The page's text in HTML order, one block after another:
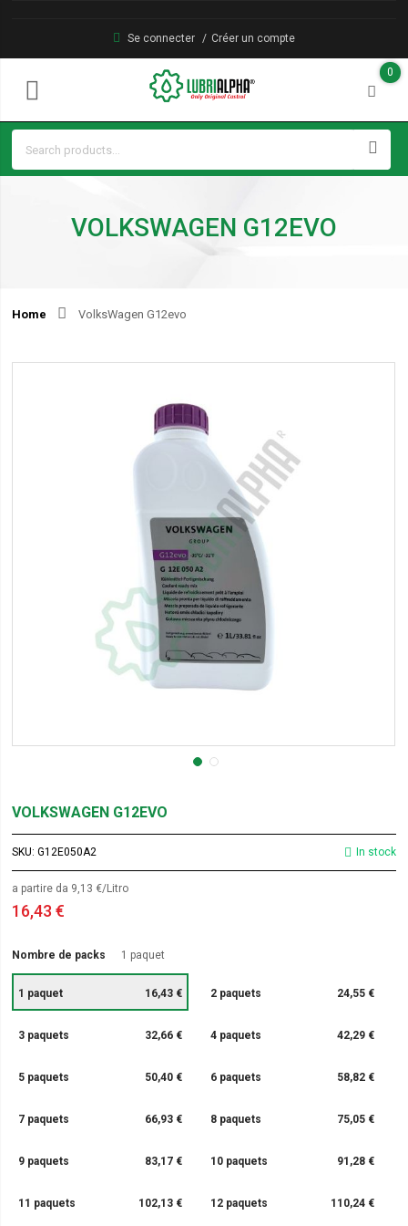
Se connecter Créer un compte
0
VOLKSWAGEN G12EVO
Home VolksWagen G12evo
VOLKSWAGEN G12EVO
In stock
SKU G12E050A2
a partire da 9,13 €/Litro
16,43 €
Nombre de packs 1 paquet
1 paquet 16,43 € 2 paquets 24,55 €
3 paquets 32,66 € 4 paquets 42,29 €
5 paquets 50,40 € 6 paquets 58,82 €
7 paquets 66,93 € 8 paquets 75,05 €
9 paquets 83,17 € 10 paquets 91,28 €
11 paquets 102,13 € 12 paquets 110,24 €